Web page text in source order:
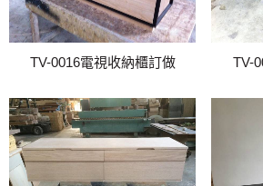
TV-0016電視收納櫃訂做 TV-